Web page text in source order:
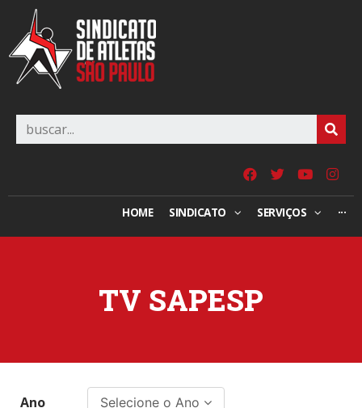
HOME SINDICATO SERVIÇOS ···
TV SAPESP
Ano Selecione o Ano